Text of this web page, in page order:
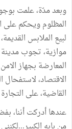
وبعد مدّة، علمت
المظلوم ويحكم على
لبيع الملابس
موازية، تجوب مدينة
المعارضة بجهاز
الاقتصاد، لاستفحال
القاضية، على
عندها أدركت أننا،